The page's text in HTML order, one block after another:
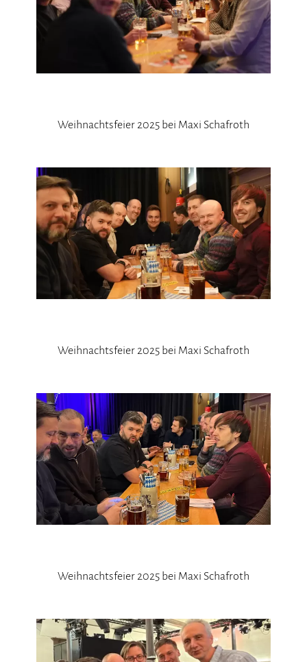
Weihnachtsfeier 2025 bei Maxi Schafroth
Weihnachtsfeier 2025 bei Maxi Schafroth
Weihnachtsfeier 2025 bei Maxi Schafroth